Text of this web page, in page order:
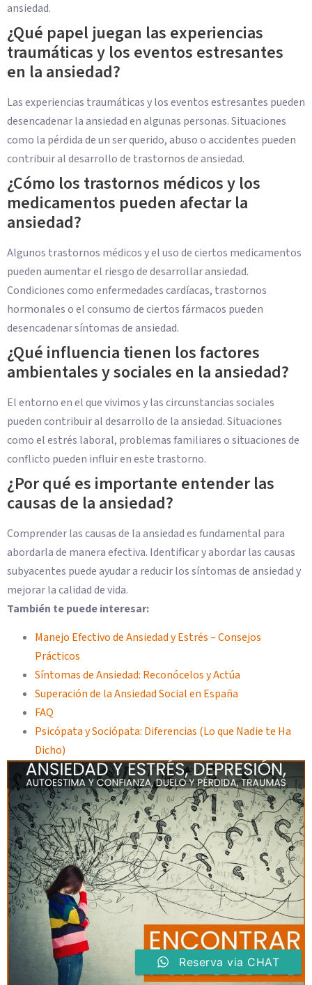
ansiedad.
¿Qué papel juegan las experiencias
traumáticas y los eventos estresantes
en la ansiedad?
Las experiencias traumáticas y los eventos estresantes pueden
desencadenar la ansiedad en algunas personas. Situaciones
como la pérdida de un ser querido, abuso o accidentes pueden
contribuir al desarrollo de trastornos de ansiedad.
¿Cómo los trastornos médicos y los
medicamentos pueden afectar la
ansiedad?
Algunos trastornos médicos y el uso de ciertos medicamentos
pueden aumentar el riesgo de desarrollar ansiedad.
Condiciones como enfermedades cardíacas, trastornos
hormonales o el consumo de ciertos fármacos pueden
desencadenar síntomas de ansiedad.
¿Qué influencia tienen los factores
ambientales y sociales en la ansiedad?
El entorno en el que vivimos y las circunstancias sociales
pueden contribuir al desarrollo de la ansiedad. Situaciones
como el estrés laboral, problemas familiares o situaciones de
conflicto pueden influir en este trastorno.
¿Por qué es importante entender las
causas de la ansiedad?
Comprender las causas de la ansiedad es fundamental para
abordarla de manera efectiva. Identificar y abordar las causas
subyacentes puede ayudar a reducir los síntomas de ansiedad y
mejorar la calidad de vida.
También te puede interesar:
Manejo Efectivo de Ansiedad y Estrés – Consejos
Prácticos
Síntomas de Ansiedad: Reconócelos y Actúa
Superación de la Ansiedad Social en España
FAQ
Psicópata y Sociópata: Diferencias (Lo que Nadie te Ha
Dicho)
Reserva via CHAT